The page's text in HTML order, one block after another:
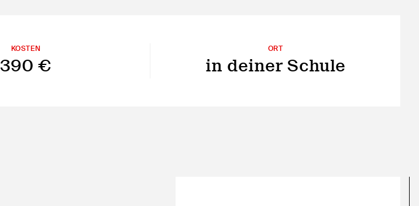
KOSTEN
390 €
ORT
in deiner Schule